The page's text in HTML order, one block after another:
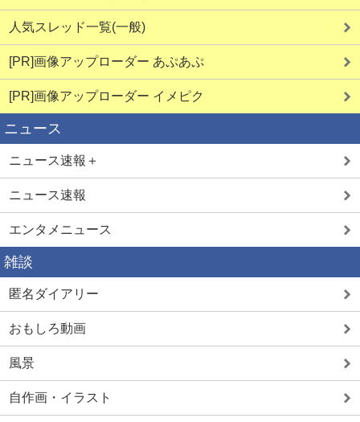
人気スレッド一覧(一般)
[PR]画像アップローダー あぷあぷ
[PR]画像アップローダー イメピク
ニュース
ニュース速報＋
ニュース速報
エンタメニュース
雑談
匿名ダイアリー
おもしろ動画
風景
自作画・イラスト